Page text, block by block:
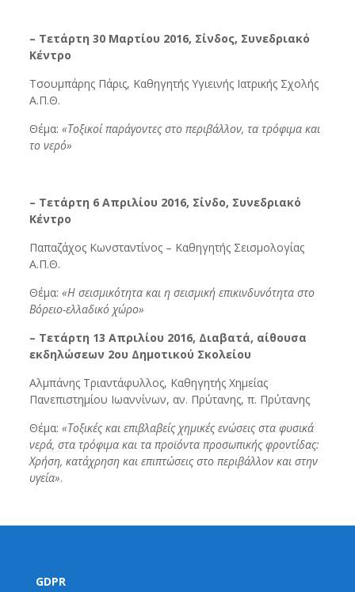
– Τετάρτη 30 Μαρτίου 2016, Σίνδος, Συνεδριακό
Κέντρο
Τσουμπάρης Πάρις, Καθηγητής Υγιεινής Ιατρικής Σχολής
Α.Π.Θ.
Θέμα: «Τοξικοί παράγοντες στο περιβάλλον, τα τρόφιμα και
το νερό»
– Τετάρτη 6 Απριλίου 2016, Σίνδο, Συνεδριακό
Κέντρο
Παπαζάχος Κωνσταντίνος – Καθηγητής Σεισμολογίας
Α.Π.Θ.
Θέμα: «Η σεισμικότητα και η σεισμική επικινδυνότητα στο
Βόρειο-ελλαδικό χώρο»
– Τετάρτη 13 Απριλίου 2016, Διαβατά, αίθουσα
εκδηλώσεων 2ου Δημοτικού Σκολείου
Αλμπάνης Τριαντάφυλλος, Καθηγητής Χημείας
Πανεπιστημίου Ιωαννίνων, αν. Πρύτανης, π. Πρύτανης
Θέμα: «Τοξικές και επιβλαβείς χημικές ενώσεις στα φυσικά
νερά, στα τρόφιμα και τα προϊόντα προσωπικής φροντίδας:
Χρήση, κατάχρηση και επιπτώσεις στο περιβάλλον και στην
υγεία».
GDPR